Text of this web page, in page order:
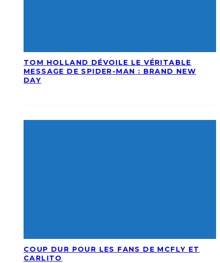
TOM HOLLAND DÉVOILE LE VÉRITABLE
MESSAGE DE SPIDER-MAN : BRAND NEW
DAY
COUP DUR POUR LES FANS DE MCFLY ET
CARLITO